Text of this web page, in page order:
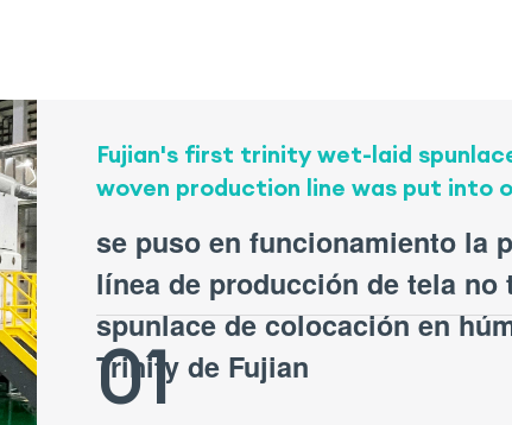
Fujian's first trinity wet-laid
woven production line was put into
se puso en funcionamiento la
línea de producción de tela no
spunlace de colocación en
Trinity de Fujian
01